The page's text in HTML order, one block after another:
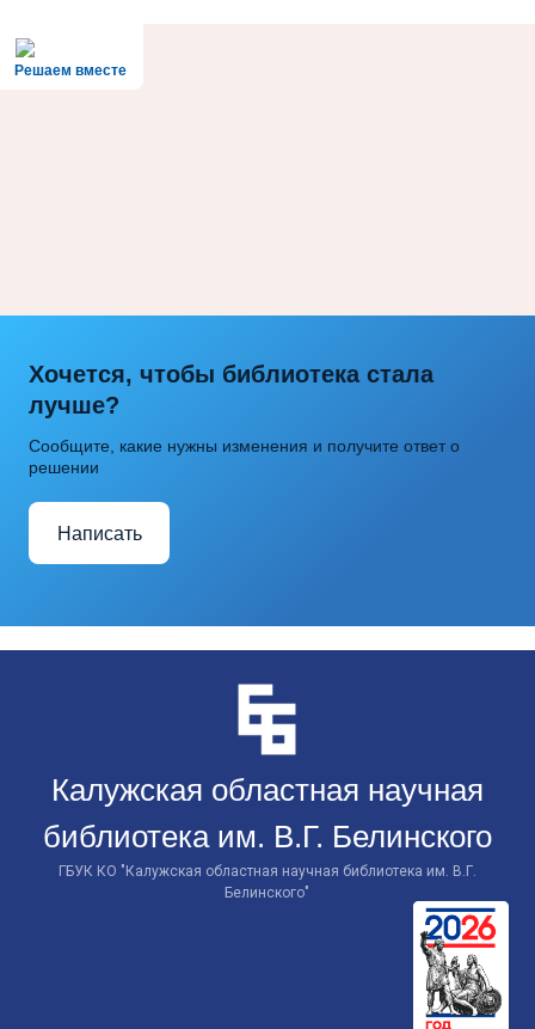
Решаем вместе
Хочется, чтобы библиотека стала
лучше?
Сообщите, какие нужны изменения и получите ответ о
решении
Написать
Калужская областная научная
библиотека им. В.Г. Белинского
ГБУК КО "Калужская областная научная библиотека им. В.Г.
Белинского"